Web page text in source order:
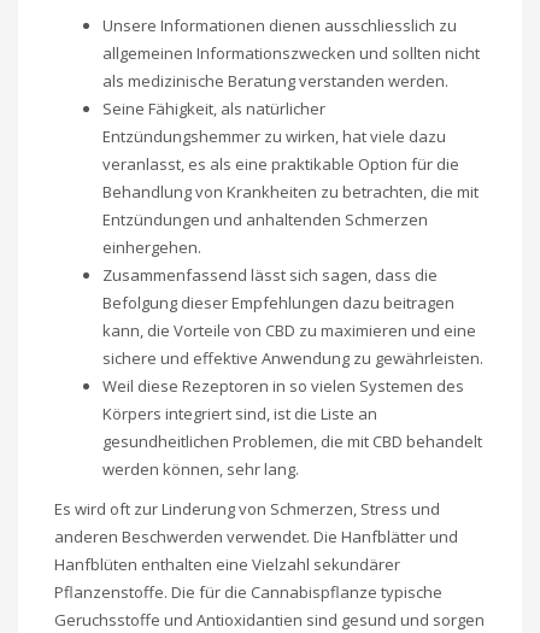
Unsere Informationen dienen ausschliesslich zu
allgemeinen Informationszwecken und sollten nicht
als medizinische Beratung verstanden werden.
Seine Fähigkeit, als natürlicher
Entzündungshemmer zu wirken, hat viele dazu
veranlasst, es als eine praktikable Option für die
Behandlung von Krankheiten zu betrachten, die mit
Entzündungen und anhaltenden Schmerzen
einhergehen.
Zusammenfassend lässt sich sagen, dass die
Befolgung dieser Empfehlungen dazu beitragen
kann, die Vorteile von CBD zu maximieren und eine
sichere und effektive Anwendung zu gewährleisten.
Weil diese Rezeptoren in so vielen Systemen des
Körpers integriert sind, ist die Liste an
gesundheitlichen Problemen, die mit CBD behandelt
werden können, sehr lang.
Es wird oft zur Linderung von Schmerzen, Stress und
anderen Beschwerden verwendet. Die Hanfblätter und
Hanfblüten enthalten eine Vielzahl sekundärer
Pflanzenstoffe. Die für die Cannabispflanze typische
Geruchsstoffe und Antioxidantien sind gesund und sorgen